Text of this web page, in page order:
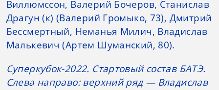
Виллюмссон, Валерий Бочеров, Станислав
Драгун (к) (Валерий Громыко, 73), Дмитрий
Бессмертный, Неманья Милич, Владислав
Малькевич (Артем Шуманский, 80).
Суперкубок-2022. Стартовый состав БАТЭ.
Слева направо: верхний ряд — Владислав